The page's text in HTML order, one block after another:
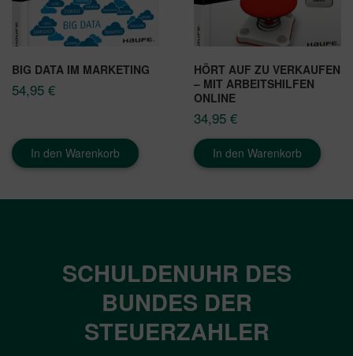
BIG DATA IM MARKETING
54,95 €
In den Warenkorb
HÖRT AUF ZU VERKAUFEN
– MIT ARBEITSHILFEN
ONLINE
34,95 €
In den Warenkorb
SCHULDENUHR DES
BUNDES DER
STEUERZAHLER